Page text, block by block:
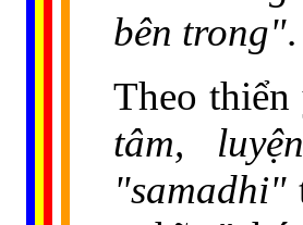
bên trong".
Theo
tâm,
"samadhi"